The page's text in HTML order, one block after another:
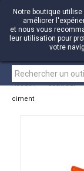
Notre boutique
améliorer
et nous vous
leur utilisation pour
votre
Accueil > Couvreur >
ciment